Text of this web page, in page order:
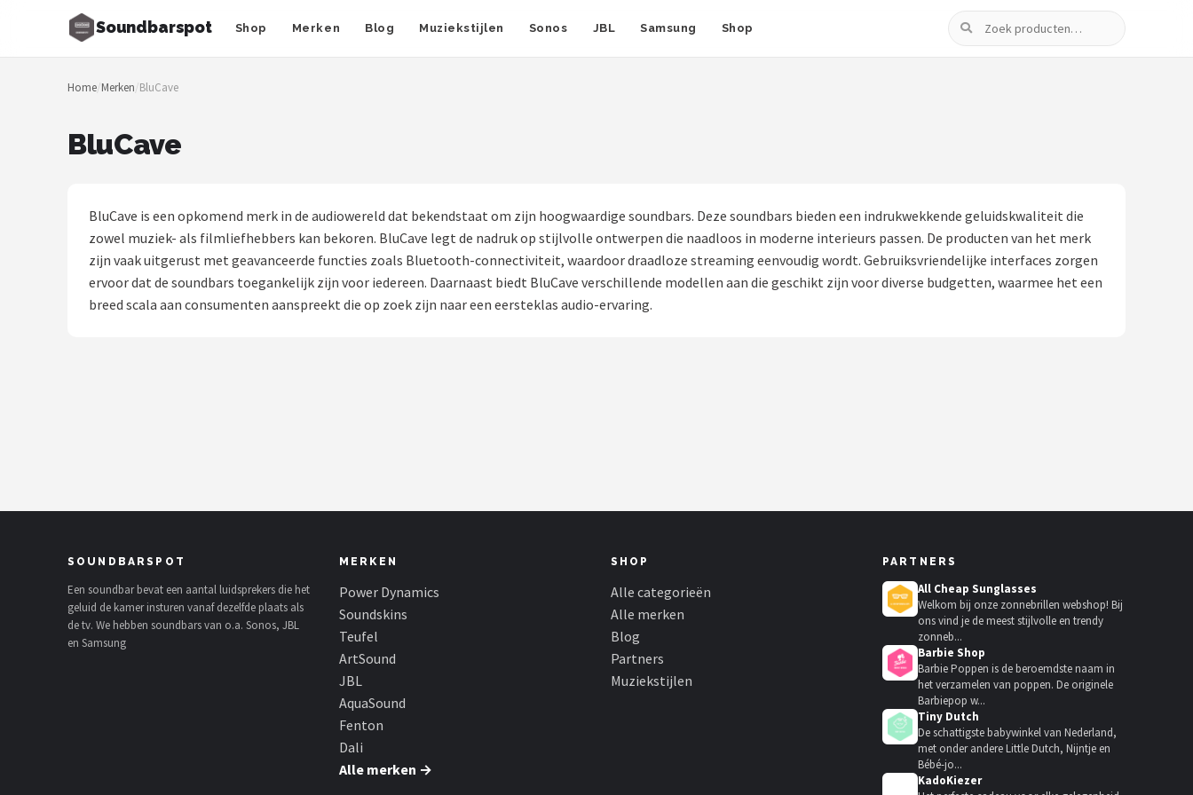
Soundbarspot Shop Merken Blog Muziekstijlen Sonos JBL Samsung Shop
Zoeken
Zoeken
NAVIGATIE
Muziekstijlen
Teufel
ArtSound
Home/Merken/BluCave
BluCave
BluCave is een opkomend merk in de audiowereld dat bekendstaat om zijn hoogwaardige soundbars. Deze soundbars bieden een indrukwekkende geluidskwaliteit die
zowel muziek- als filmliefhebbers kan bekoren. BluCave legt de nadruk op stijlvolle ontwerpen die naadloos in moderne interieurs passen. De producten van het merk
zijn vaak uitgerust met geavanceerde functies zoals Bluetooth-connectiviteit, waardoor draadloze streaming eenvoudig wordt. Gebruiksvriendelijke interfaces zorgen
ervoor dat de soundbars toegankelijk zijn voor iedereen. Daarnaast biedt BluCave verschillende modellen aan die geschikt zijn voor diverse budgetten, waarmee het een
breed scala aan consumenten aanspreekt die op zoek zijn naar een eersteklas audio-ervaring.
SOUNDBARSPOT
Een soundbar bevat een aantal luidsprekers die het
geluid de kamer insturen vanaf dezelfde plaats als
de tv. We hebben soundbars van o.a. Sonos, JBL
en Samsung
MERKEN
Power Dynamics
Soundskins
Teufel
ArtSound
JBL
AquaSound
Fenton
Dali
Alle merken →
SHOP
Alle categorieën
Alle merken
Blog
Partners
Muziekstijlen
PARTNERS
All Cheap Sunglasses
Welkom bij onze zonnebrillen webshop! Bij
ons vind je de meest stijlvolle en trendy
zonneb...
Barbie Shop
Barbie Poppen is de beroemdste naam in
het verzamelen van poppen. De originele
Barbiepop w...
Tiny Dutch
De schattigste babywinkel van Nederland,
met onder andere Little Dutch, Nijntje en
Bébé-jo...
KadoKiezer